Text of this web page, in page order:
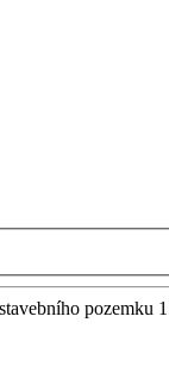
pozemku